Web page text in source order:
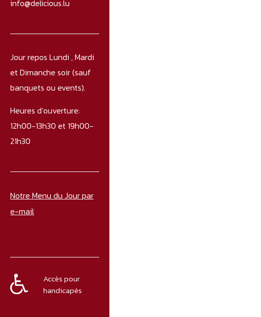
info@delicious.lu
Jour repos Lundi , Mardi
et Dimanche soir (sauf
banquets ou events).
Heures d’ouverture:
12h00-13h30 et 19h00-
21h30
Notre Menu du Jour par
e-mail
Accès pour
handicapés